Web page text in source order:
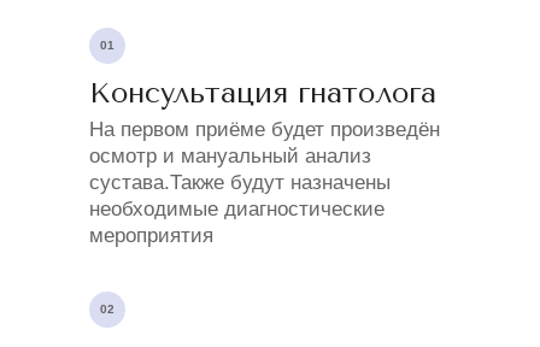
Консультация гнатолога
На первом приёме будет произведён
осмотр и мануальный анализ
сустава.Также будут назначены
необходимые диагностические
мероприятия
01
02